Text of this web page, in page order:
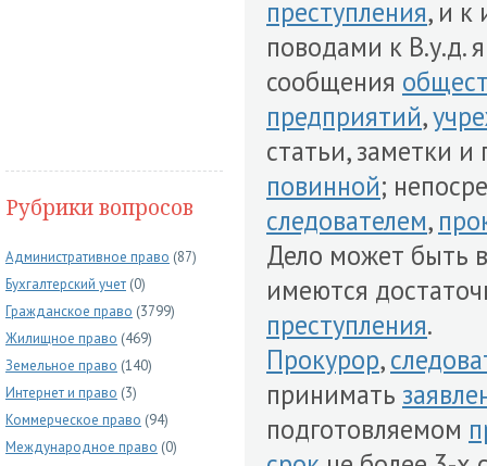
Рубрики вопросов
Административное право (87)
Бухгалтерский учет (0)
Гражданское право (3799)
Жилищное право (469)
Земельное право (140)
Интернет и право (3)
Коммерческое право (94)
Международное право (0)
преступления, и к
поводами к В.у.д.
сообщения
предприятий,
статьи, заметки
повинной;
следователем,
Дело может быть
имеются
преступления.
Прокурор,
принимать
подготовляемом